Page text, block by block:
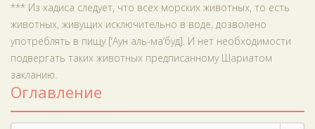
*** Из хадиса следует, что всех морских животных, то есть
животных, живущих исключительно в воде, дозволено
употреблять в пищу [‘Аун аль-ма‘буд]. И нет необходимости
подвергать таких животных предписанному Шариатом
закланию.
Оглавление